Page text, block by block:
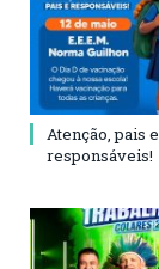
Atenção, pais e
responsáveis!